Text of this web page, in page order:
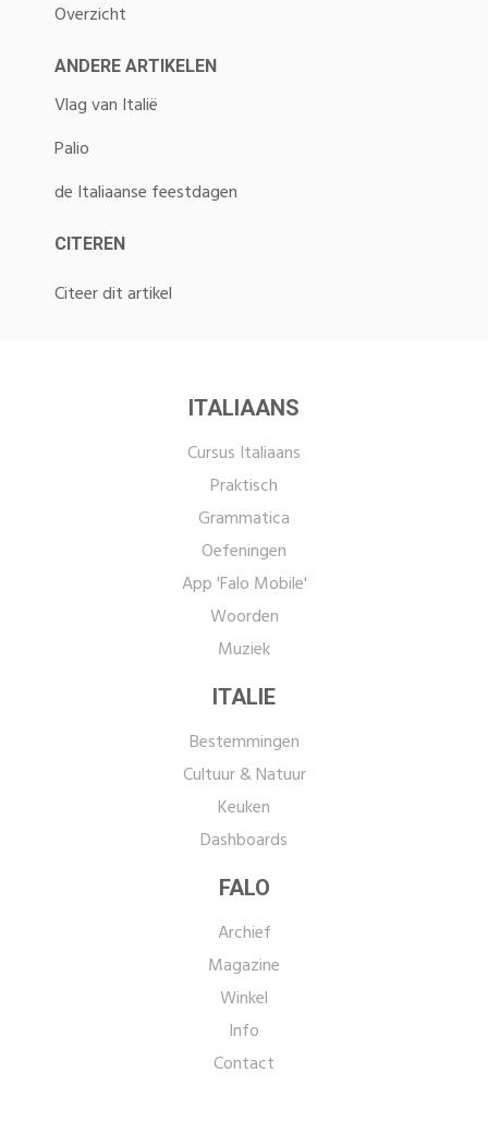
Overzicht
ANDERE ARTIKELEN
Vlag van Italië
Palio
de Italiaanse feestdagen
CITEREN
Citeer dit artikel
ITALIAANS
Cursus Italiaans
Praktisch
Grammatica
Oefeningen
App 'Falo Mobile'
Woorden
Muziek
ITALIE
Bestemmingen
Cultuur & Natuur
Keuken
Dashboards
FALO
Archief
Magazine
Winkel
Info
Contact